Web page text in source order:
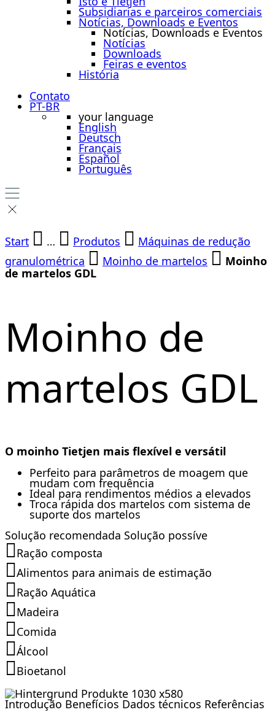
Subsidiarias e parceiros comerciais
Notícias, Downloads e Eventos
Notícias, Downloads e Eventos
Notícias
Downloads
Feiras e eventos
História
Contato
PT-BR
your language
English
Deutsch
Français
Español
Português
Start … Produtos
Máquinas de redução
granulométrica
Moinho de martelos
Moinho
de martelos GDL
Moinho de
martelos GDL
O moinho Tietjen mais flexível e versátil
Perfeito para parâmetros de moagem que
mudam com frequência
Ideal para rendimentos médios a elevados
Troca rápida dos martelos com sistema de
suporte dos martelos
Solução recomendada Solução possíve
Ração composta
Alimentos para animais de estimação
Ração Aquática
Madeira
Comida
Álcool
Bioetanol
Introdução Benefícios Dados técnicos Referências